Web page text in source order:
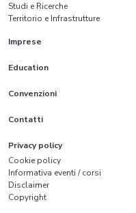
Studi e Ricerche
Territorio e Infrastrutture
Imprese
Education
Convenzioni
Contatti
Privacy policy
Cookie policy
Informativa eventi / corsi
Disclaimer
Copyright